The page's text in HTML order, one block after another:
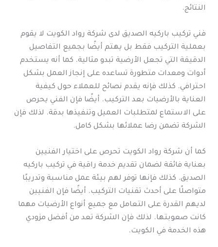
النتائج.
فني تركيب باركيه الصديق لدى شركة رواد الكويت لا يقوم
بعملية التركيب فقط بل يهتم أيضًا بجميع التفاصيل
الدقيقة التي تجعل الأرضية تبدو مثالية. كما أنه يستخدم
أدوات ومعدات متطورة تساعده على إنجاز العمل بشكل
احترافي. كذلك فإنه يقدم نصائح للعملاء حول كيفية
العناية بالأرضيات بعد التركيب. أيضًا فإن الفني يحرص
على الاستماع لمتطلبات العميل وتنفيذها بدقة. لذلك فإن
الشركة تضمن رضا عملائها بشكل كامل.
كما أن شركة رواد الكويت تحرص على اختيار الفنيين
بعناية فائقة لضمان تقديم خدمة راقية في تركيب باركيه
الصديق. كذلك فإنها توفر لهم بيئة عمل مناسبة وتدريبًا
متواصلًا على أحدث تقنيات التركيب. أيضًا فإن الفنيين
لديهم القدرة على التعامل مع جميع أنواع الأرضيات مهما
كانت صعوبتها. لذلك فإن الشركة تعد من أفضل مزودي
هذه الخدمة في الكويت.